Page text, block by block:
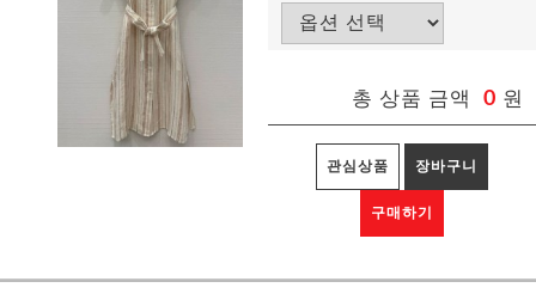
총 상품 금액 0 원
관심상품 장바구니
구매하기